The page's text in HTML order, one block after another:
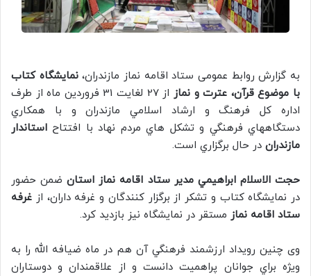
به گزارش روابط عمومی ستاد اقامه نماز مازندران،نمايشگاه كتاب
با موضوع قرآن، عترت و نماز
از 27 لغايت 31 فروردين ماه از طرف
اداره كل فرهنگ و ارشاد اسلامي مازندران و با همكاري
دستگاههاي فرهنگي و تشكل هاي مردم نهاد با افتتاح استاندار
مازندران در حال برگزاري است.
حجت الاسلام ابراهيمي مدير ستاد اقامه نماز استانضمن حضور
در نمايشگاه كتاب و تشكر از برگزار كنندگان و غرفه داران، از غرفه
ستاد اقامه نماز مستقر در نمايشگاه نيز بازديد كرد.
وی چنين رويداد ارزشمند فرهنگي آن هم در ماه ضيافه الله را به
ويژه براي جوانان پراهميت دانست و از علاقمندان و دوستاران